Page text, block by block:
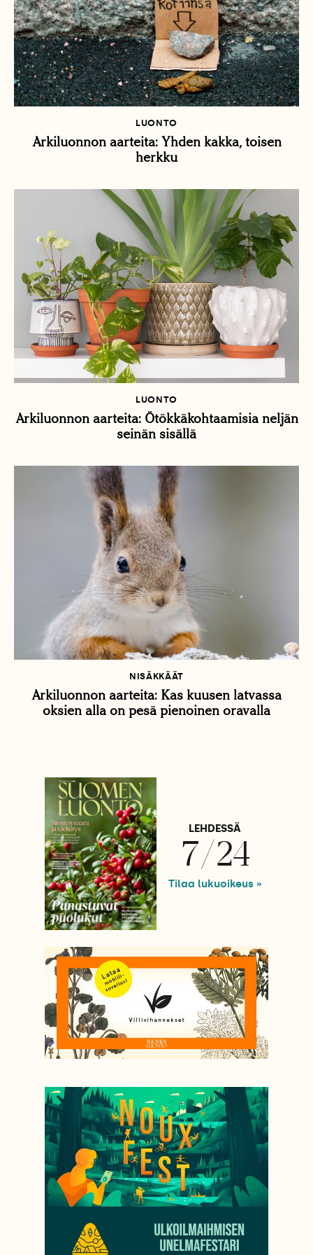
LUONTO
Arkiluonnon aarteita: Yhden kakka, toisen
herkku
LUONTO
Arkiluonnon aarteita: Ötökkäkohtaamisia neljän
seinän sisällä
NISÄKKÄÄT
Arkiluonnon aarteita: Kas kuusen latvassa
oksien alla on pesä pienoinen oravalla
LEHDESSÄ
7/24
Tilaa lukuoikeus »